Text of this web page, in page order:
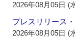
2026年08月05日 (
プレスリリース
2026年08月05日 (